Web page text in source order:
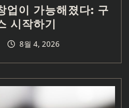
업이 가능해졌다: 구
시작하기
8월 4, 2026